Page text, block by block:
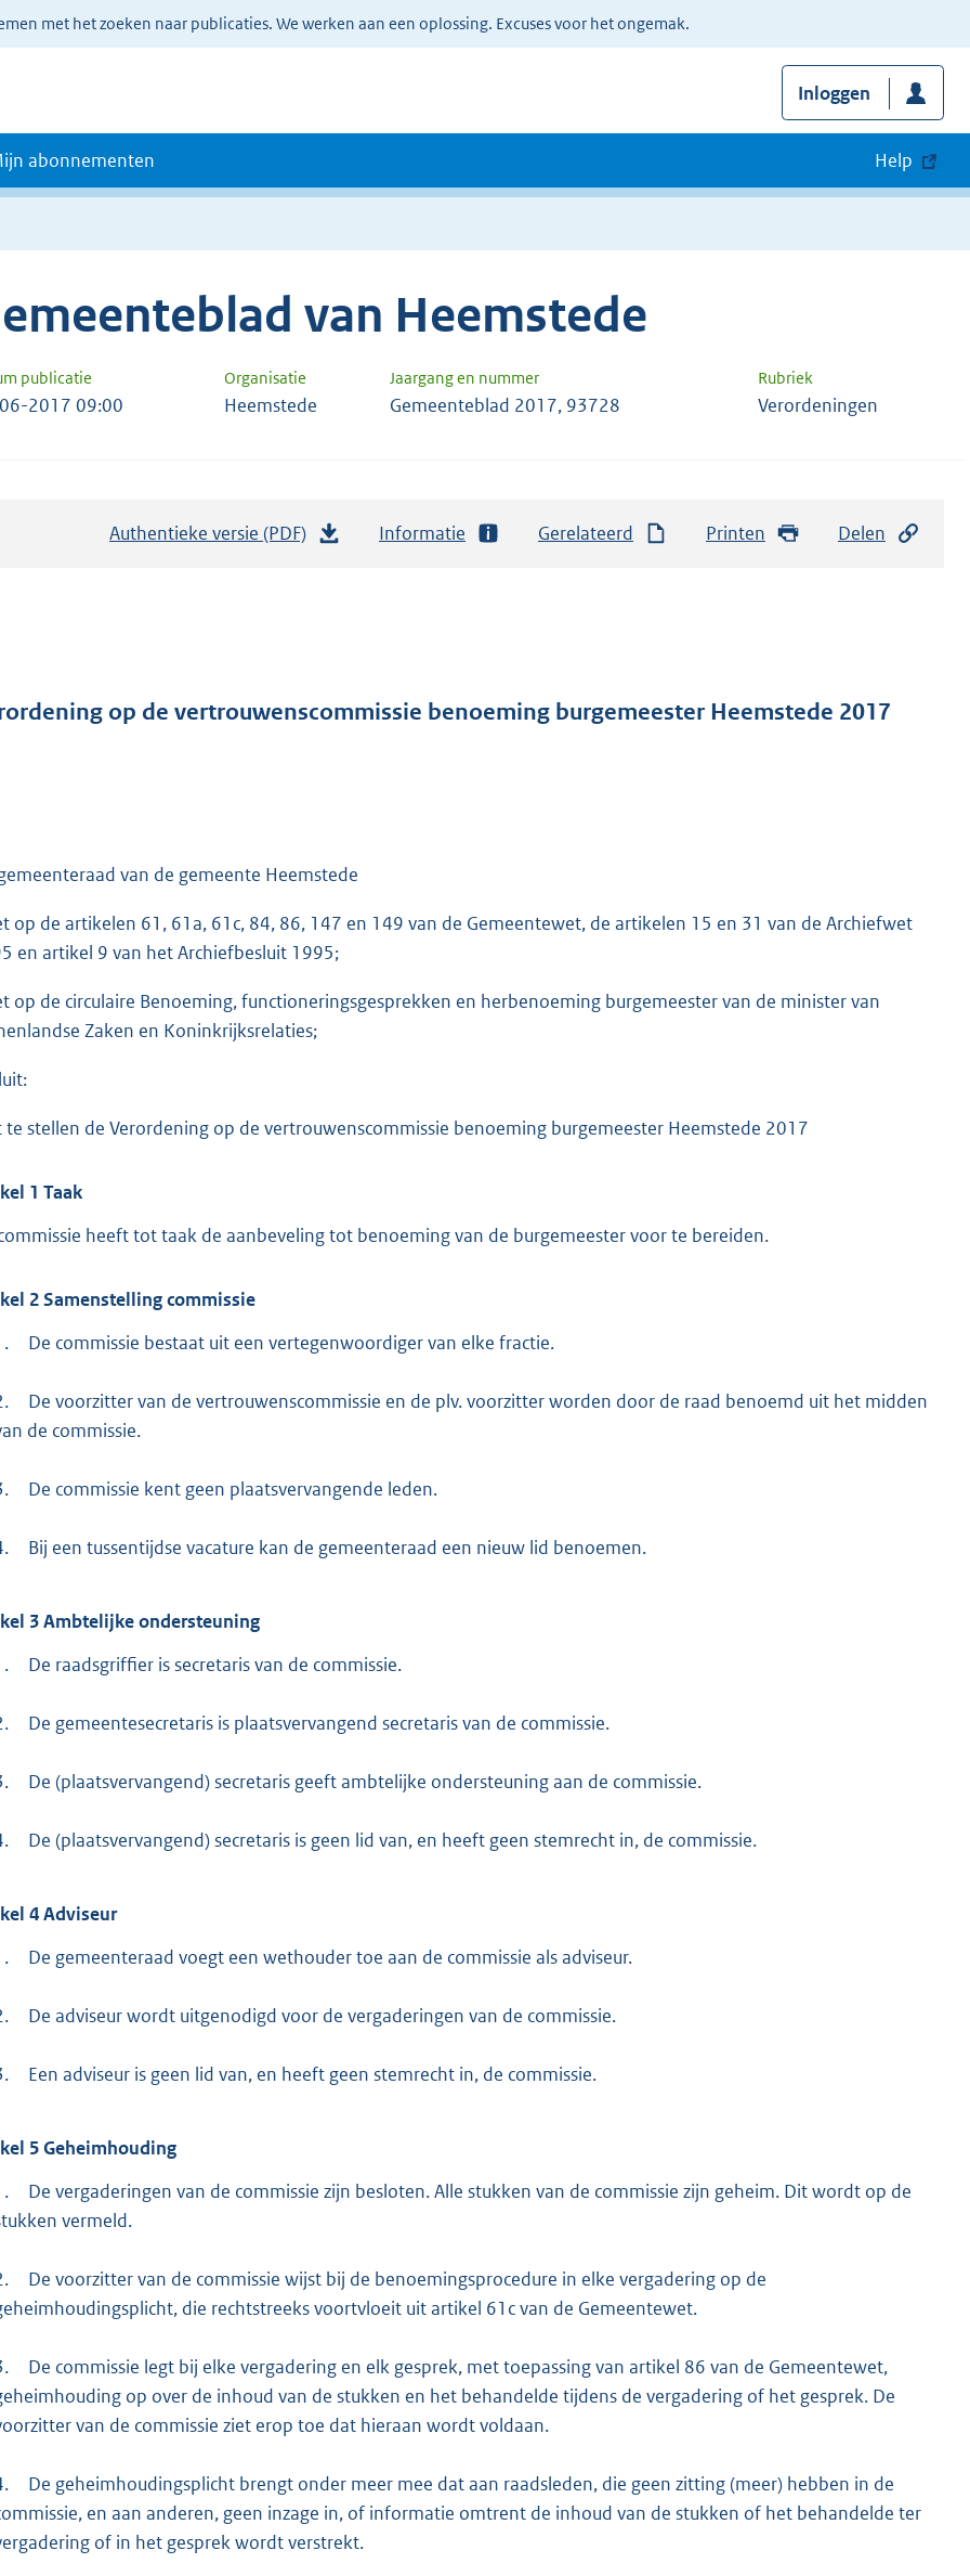
met het zoeken naar publicaties. We werken aan een oplossing. Excuses voor het ongemak.
Inloggen
abonnementen Help
van Heemstede
publicatie Organisatie Jaargang en nummer Rubriek
2017 09:00 Heemstede Gemeenteblad 2017, 93728 Verordeningen
Authentieke versie (PDF)
d
t
t
e
7
1
Informatie Gerelateerd Printen Delen
op de vertrouwenscommissie benoeming burgemeester Heemstede 2017
van de gemeente Heemstede
op de artikelen 61, 61a, 61c, 84, 86, 147 en 149 van de Gemeentewet, de artikelen 15 en 31 van de Archiefwet
en artikel 9 van het Archiefbesluit 1995;
op de circulaire Benoeming, functioneringsgesprekken en herbenoeming burgemeester van de minister van
Zaken en Koninkrijksrelaties;
te stellen de Verordening op de vertrouwenscommissie benoeming burgemeester Heemstede 2017
1 Taak
heeft tot taak de aanbeveling tot benoeming van de burgemeester voor te bereiden.
2Samenstelling commissie
De commissie bestaat uit een vertegenwoordiger van elke fractie.
De voorzitter van de vertrouwenscommissie en de plv. voorzitter worden door de raad benoemd uit het midden
de commissie.
De commissie kent geen plaatsvervangende leden.
Bij een tussentijdse vacature kan de gemeenteraad een nieuw lid benoemen.
3Ambtelijke ondersteuning
De raadsgriffier is secretaris van de commissie.
De gemeentesecretaris is plaatsvervangend secretaris van de commissie.
De (plaatsvervangend) secretaris geeft ambtelijke ondersteuning aan de commissie.
De (plaatsvervangend) secretaris is geen lid van, en heeft geen stemrecht in, de commissie.
4Adviseur
De gemeenteraad voegt een wethouder toe aan de commissie als adviseur.
De adviseur wordt uitgenodigd voor de vergaderingen van de commissie.
Een adviseur is geen lid van, en heeft geen stemrecht in, de commissie.
5Geheimhouding
De vergaderingen van de commissie zijn besloten. Alle stukken van de commissie zijn geheim. Dit wordt op de
vermeld.
De voorzitter van de commissie wijst bij de benoemingsprocedure in elke vergadering op de
die rechtstreeks voortvloeit uit artikel 61c van de Gemeentewet.
De commissie legt bij elke vergadering en elk gesprek, met toepassing van artikel 86 van de Gemeentewet,
op over de inhoud van de stukken en het behandelde tijdens de vergadering of het gesprek. De
van de commissie ziet erop toe dat hieraan wordt voldaan.
De geheimhoudingsplicht brengt onder meer mee dat aan raadsleden, die geen zitting (meer) hebben in de
en aan anderen, geen inzage in, of informatie omtrent de inhoud van de stukken of het behandelde ter
of in het gesprek wordt verstrekt.